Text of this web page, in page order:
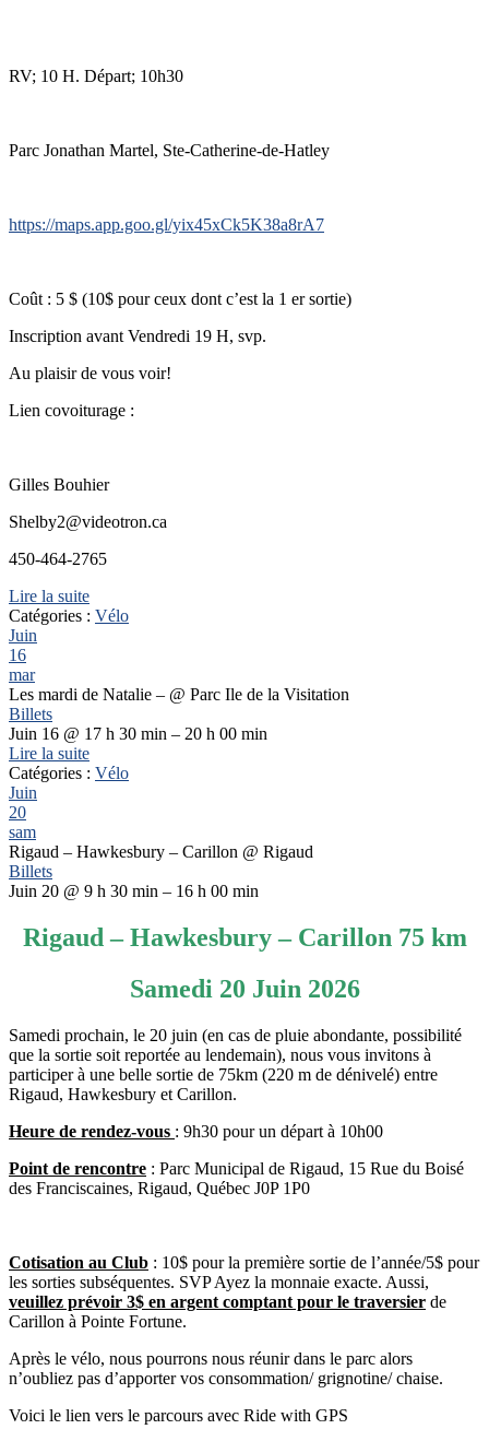
RV; 10 H. Départ; 10h30
Parc Jonathan Martel, Ste-Catherine-de-Hatley
https://maps.app.goo.gl/yix45xCk5K38a8rA7
Coût : 5 $ (10$ pour ceux dont c’est la 1 er sortie)
Inscription avant Vendredi 19 H, svp.
Au plaisir de vous voir!
Lien covoiturage :
Gilles Bouhier
Shelby2@videotron.ca
450-464-2765
Lire la suite
Catégories : Vélo
Juin
16
mar
Les mardi de Natalie – @ Parc Ile de la Visitation
Billets
Juin 16 @ 17 h 30 min – 20 h 00 min
Lire la suite
Catégories : Vélo
Juin
20
sam
Rigaud – Hawkesbury – Carillon @ Rigaud
Billets
Juin 20 @ 9 h 30 min – 16 h 00 min
Rigaud – Hawkesbury – Carillon 75 km
Samedi 20 Juin 2026
Samedi prochain, le 20 juin (en cas de pluie abondante, possibilité
que la sortie soit reportée au lendemain), nous vous invitons à
participer à une belle sortie de 75km (220 m de dénivelé) entre
Rigaud, Hawkesbury et Carillon.
Heure de rendez-vous : 9h30 pour un départ à 10h00
Point de rencontre : Parc Municipal de Rigaud, 15 Rue du Boisé
des Franciscaines, Rigaud, Québec J0P 1P0
Cotisation au Club : 10$ pour la première sortie de l’année/5$ pour
les sorties subséquentes. SVP Ayez la monnaie exacte. Aussi,
veuillez prévoir 3$ en argent comptant pour le traversier de
Carillon à Pointe Fortune.
Après le vélo, nous pourrons nous réunir dans le parc alors
n’oubliez pas d’apporter vos consommation/ grignotine/ chaise.
Voici le lien vers le parcours avec Ride with GPS